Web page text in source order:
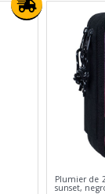
Plumier de
sunset,